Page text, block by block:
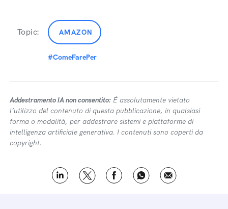
Topic: AMAZON
#ComeFarePer
Addestramento IA non consentito: É assolutamente vietato
l’utilizzo del contenuto di questa pubblicazione, in qualsiasi
forma o modalità, per addestrare sistemi e piattaforme di
intelligenza artificiale generativa. I contenuti sono coperti da
copyright.